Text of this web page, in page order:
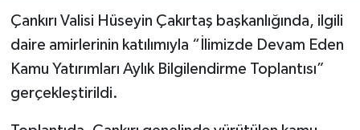
Çankırı Valisi Hüseyin Çakırtaş başkanlığında, ilgili
daire amirlerinin katılımıyla “İlimizde Devam Eden
Kamu Yatırımları Aylık Bilgilendirme Toplantısı”
gerçekleştirildi.